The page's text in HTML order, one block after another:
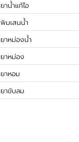
ยาน้ำแก้ไอ
พิมเสนน้ำ
ยาหม่องน้ำ
ยาหม่อง
ยาหอม
ยาขับลม